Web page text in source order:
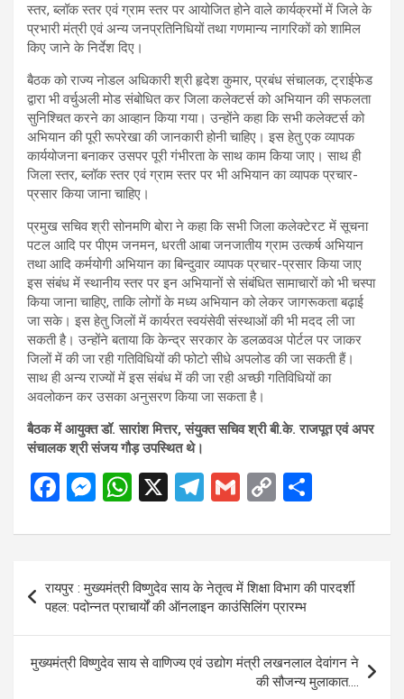
स्तर, ब्लॉक स्तर एवं ग्राम स्तर पर आयोजित होने वाले कार्यक्रमों में जिले के
प्रभारी मंत्री एवं अन्य जनप्रतिनिधियों तथा गणमान्य नागरिकों को शामिल
किए जाने के निर्देश दिए।
बैठक को राज्य नोडल अधिकारी श्री हृदेश कुमार, प्रबंध संचालक, ट्राईफेड
द्वारा भी वर्चुअली मोड संबोधित कर जिला कलेक्टर्स को अभियान की सफलता
सुनिश्चित करने का आव्हान किया गया। उन्होंने कहा कि सभी कलेक्टर्स को
अभियान की पूरी रूपरेखा की जानकारी होनी चाहिए। इस हेतु एक व्यापक
कार्ययोजना बनाकर उसपर पूरी गंभीरता के साथ काम किया जाए। साथ ही
जिला स्तर, ब्लॉक स्तर एवं ग्राम स्तर पर भी अभियान का व्यापक प्रचार-
प्रसार किया जाना चाहिए।
प्रमुख सचिव श्री सोनमणि बोरा ने कहा कि सभी जिला कलेक्टेरट में सूचना
पटल आदि पर पीएम जनमन, धरती आबा जनजातीय ग्राम उत्कर्ष अभियान
तथा आदि कर्मयोगी अभियान का बिन्दुवार व्यापक प्रचार-प्रसार किया जाए
इस संबंध में स्थानीय स्तर पर इन अभियानों से संबंधित सामाचारों को भी चस्पा
किया जाना चाहिए, ताकि लोगों के मध्य अभियान को लेकर जागरूकता बढ़ाई
जा सके। इस हेतु जिलों में कार्यरत स्वयंसेवी संस्थाओं की भी मदद ली जा
सकती है। उन्होंने बताया कि केन्द्र सरकार के डलळवअ पोर्टल पर जाकर
जिलों में की जा रही गतिविधियों की फोटो सीधे अपलोड की जा सकती हैं।
साथ ही अन्य राज्यों में इस संबंध में की जा रही अच्छी गतिविधियों का
अवलोकन कर उसका अनुसरण किया जा सकता है।
बैठक में आयुक्त डॉ. सारांश मित्तर, संयुक्त सचिव श्री बी.के. राजपूत एवं अपर
संचालक श्री संजय गौड़ उपस्थित थे।
F
ce
o
o
k
M
se
n
g
er
W
at
s
A
p
p
X
T
e
gr
a
m
G
ail
C
py
Li
n
k
ar
e
navigation
रायपुर : मुख्यमंत्री विष्णुदेव साय के नेतृत्व में शिक्षा विभाग की पारदर्शी
पहल: पदोन्नत प्राचार्यों की ऑनलाइन काउंसिलिंग प्रारम्भ
मुख्यमंत्री विष्णुदेव साय से वाणिज्य एवं उद्योग मंत्री लखनलाल देवांगन ने
की सौजन्य मुलाकात….